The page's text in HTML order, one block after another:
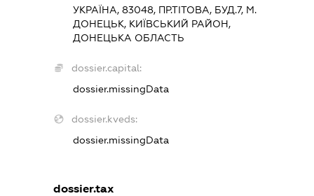
УКРАЇНА, 83048, ПР.ТІТОВА, БУД.7, М.
ДОНЕЦЬК, КИЇВСЬКИЙ РАЙОН,
ДОНЕЦЬКА ОБЛАСТЬ
dossier.capital:
dossier.missingData
dossier.kveds:
dossier.missingData
dossier.tax